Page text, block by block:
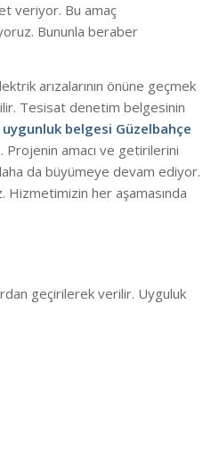
veriyor. Bu amaç
Bununla beraber
arızalarının önüne geçmek
Tesisat denetim belgesinin
belgesi Güzelbahçe
Projenin amacı ve getirilerini
da büyümeye devam ediyor.
her aşamasında
geçirilerek verilir. Uyguluk